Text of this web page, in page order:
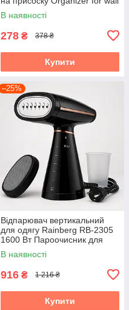
В наявності
278 ₴ 378 ₴
Купити
–25%
Відпарювач вертикальний
для одягу Rainberg RB-2305
1600 Вт Пароочисник для
штор і постільної білизни
В наявності
916 ₴ 1 216 ₴
Купити